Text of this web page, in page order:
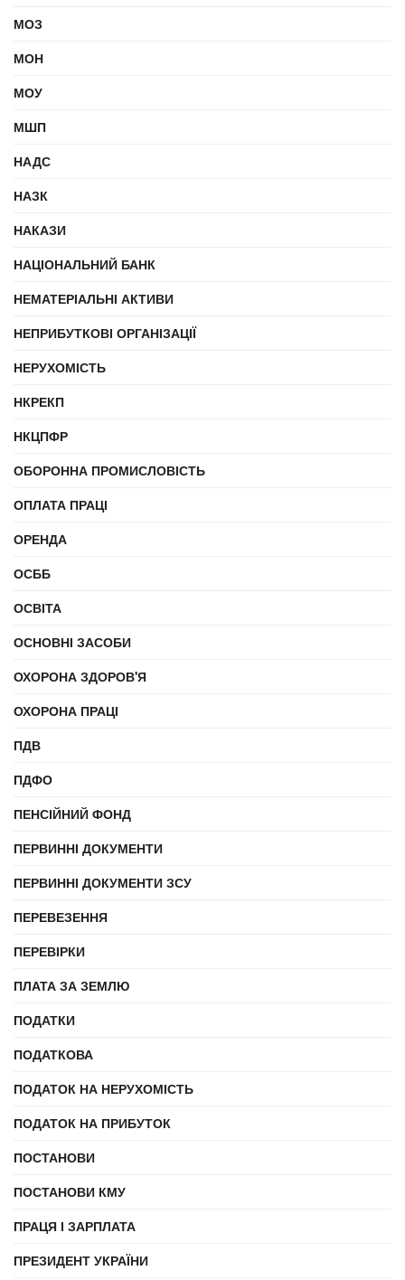
МОЗ
МОН
МОУ
МШП
НАДС
НАЗК
НАКАЗИ
НАЦІОНАЛЬНИЙ БАНК
НЕМАТЕРІАЛЬНІ АКТИВИ
НЕПРИБУТКОВІ ОРГАНІЗАЦІЇ
НЕРУХОМІСТЬ
НКРЕКП
НКЦПФР
ОБОРОННА ПРОМИСЛОВІСТЬ
ОПЛАТА ПРАЦІ
ОРЕНДА
ОСББ
ОСВІТА
ОСНОВНІ ЗАСОБИ
ОХОРОНА ЗДОРОВ'Я
ОХОРОНА ПРАЦІ
ПДВ
ПДФО
ПЕНСІЙНИЙ ФОНД
ПЕРВИННІ ДОКУМЕНТИ
ПЕРВИННІ ДОКУМЕНТИ ЗСУ
ПЕРЕВЕЗЕННЯ
ПЕРЕВІРКИ
ПЛАТА ЗА ЗЕМЛЮ
ПОДАТКИ
ПОДАТКОВА
ПОДАТОК НА НЕРУХОМІСТЬ
ПОДАТОК НА ПРИБУТОК
ПОСТАНОВИ
ПОСТАНОВИ КМУ
ПРАЦЯ І ЗАРПЛАТА
ПРЕЗИДЕНТ УКРАЇНИ